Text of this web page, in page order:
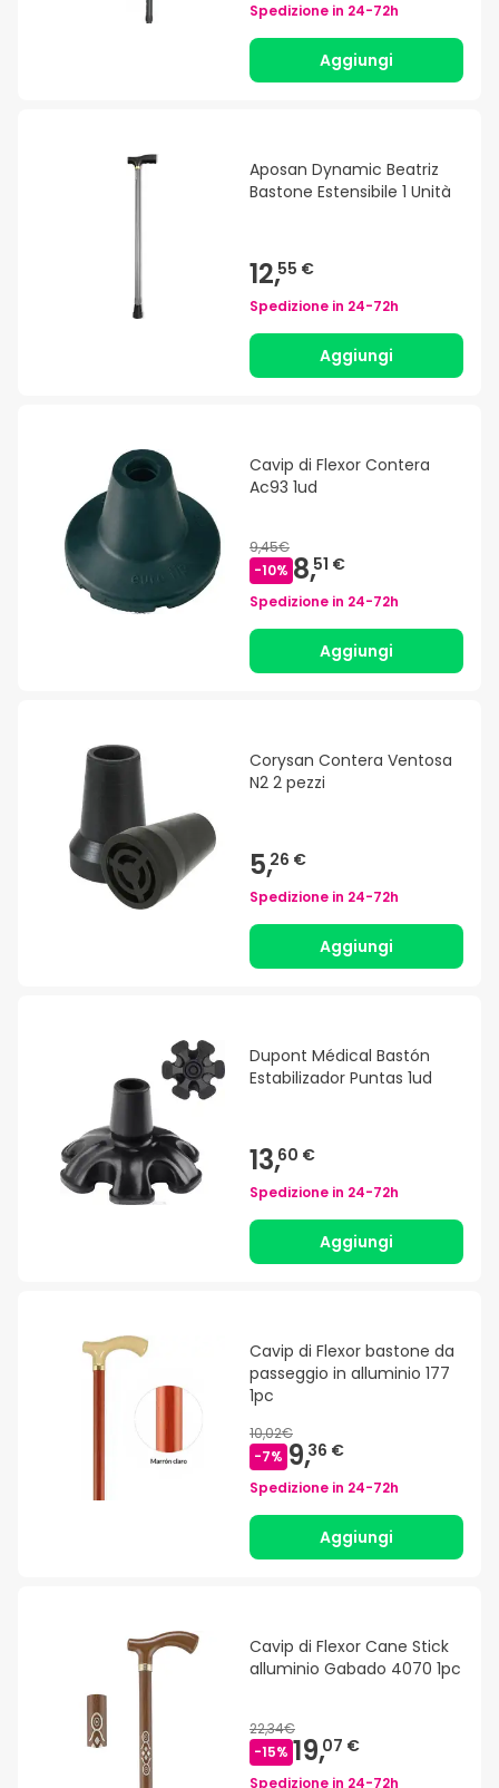
Spedizione in 24-72h
Aggiungi
Aposan Dynamic Beatriz
Bastone Estensibile 1 Unità
12,55 €
Spedizione in 24-72h
Aggiungi
Cavip di Flexor Contera
Ac93 1ud
9,45€
-10% 8,51 €
Spedizione in 24-72h
Aggiungi
Corysan Contera Ventosa
N2 2 pezzi
5,26 €
Spedizione in 24-72h
Aggiungi
Dupont Médical Bastón
Estabilizador Puntas 1ud
13,60 €
Spedizione in 24-72h
Aggiungi
Cavip di Flexor bastone da
passeggio in alluminio 177
1pc
10,02€
-7% 9,36 €
Spedizione in 24-72h
Aggiungi
Cavip di Flexor Cane Stick
alluminio Gabado 4070 1pc
22,34€
-15% 19,07 €
Spedizione in 24-72h